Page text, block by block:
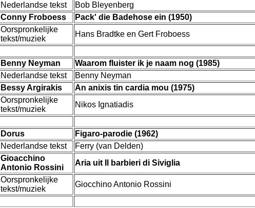
Nederlandse tekst
Bob Bleyenberg
Conny Froboess
Pack' die Badehose ein (1950)
Oorspronkelijke
tekst/muziek
Hans Bradtke en Gert Froboess
Benny Neyman
Waarom fluister ik je naam nog (1985)
Nederlandse tekst
Benny Neyman
Bessy Argirakis
An anixis tin cardia mou (1975)
Oorspronkelijke
tekst/muziek
Nikos Ignatiadis
Dorus
Figaro-parodie (1962)
Nederlandse tekst
Ferry (van Delden)
Gioacchino
Antonio Rossini
Aria uit Il barbieri di Siviglia
Oorspronkelijke
tekst/muziek
Giocchino Antonio Rossini